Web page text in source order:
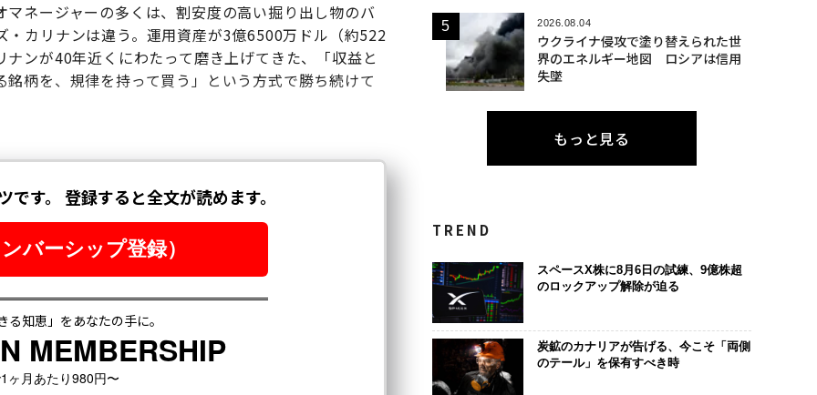
ネージャーの多くは、割安度の高い掘り出し物のバ
カリナンは違う。運用資産が3億6500万ドル（約522
ンが40年近くにわたって磨き上げてきた、「収益と
柄を、規律を持って買う」という方式で勝ち続けて
2026.08.04
ウクライナ侵攻で塗り替えられた世
界のエネルギー地図 ロシアは信用
失墜
もっと見る
TREND
スペースX株に8月6日の試練、9億株超
のロックアップ解除が迫る
炭鉱のカナリアが告げる、今こそ「両側
のテール」を保有すべき時